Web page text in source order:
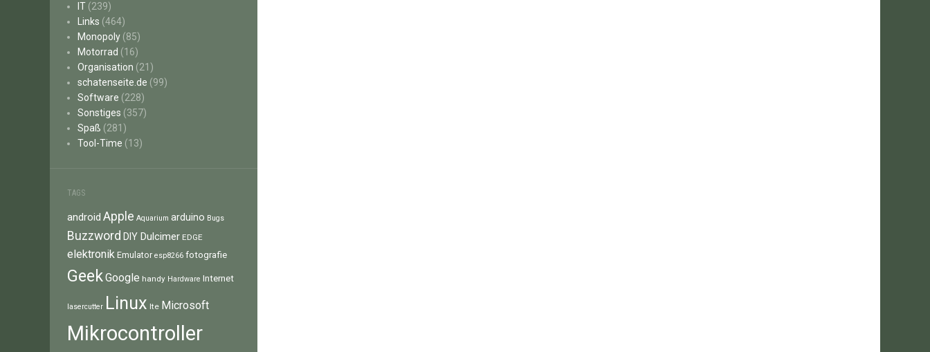
IT (239)
Links (464)
Monopoly (85)
Motorrad (16)
Organisation (21)
schatenseite.de (99)
Software (228)
Sonstiges (357)
Spaß (281)
Tool-Time (13)
TAGS
android Apple Aquarium arduino Bugs
Buzzword DIY Dulcimer EDGE
elektronik Emulator esp8266 fotografie
GeekGoogle handy Hardware Internet
lasercutter Linux lte Microsoft
Mikrocontroller